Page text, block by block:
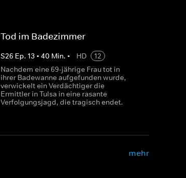
Tod im Badezimmer
S26 Ep. 13 • 40 Min. • HD
12
Nachdem eine 69-jährige Frau tot in
ihrer Badewanne aufgefunden wurde,
verwickelt ein Verdächtiger die
Ermittler in Tulsa in eine rasante
Verfolgungsjagd, die tragisch endet.
mehr